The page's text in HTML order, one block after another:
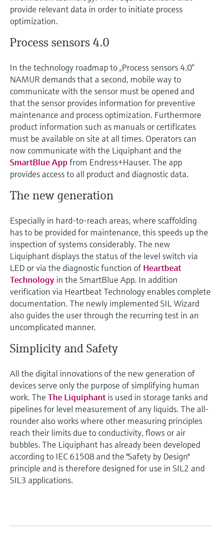
Найти, выбрать и настроить продукты,
используя параметры приложения
Получение информации о
Введите серийный номер прибора с
заводской таблички Endress+Hauser и
получите доступ к подробной информации
по этому прибору (инструкции по
эксплуатации, техописание, замещающие
продукты и данные о запчастях).
Поиск запасных частей
Найти запасные части по корневому
продукту, коду заказа или серийному
Level measurement with pressure
Купить всё
Memosens technology
Купить всё
Купить всё
промышленности посредством
цифровизации
производства благодаря
прозрачности технологических
процессов на уровне принятия
решений
provide relevant data in order to initiate process
optimization.
Process sensors 4.0
In the technology roadmap to „Process sensors 4.0“
NAMUR demands that a second, mobile way to
communicate with the sensor must be opened and
that the sensor provides information for preventive
maintenance and process optimization. Furthermore
product information such as manuals or certificates
must be available on site at all times. Operators can
now communicate with the Liquiphant and the
SmartBlue Appfrom Endress+Hauser. The app
provides access to all product and diagnostic data.
The new generation
Especially in hard-to-reach areas, where scaffolding
has to be provided for maintenance, this speeds up the
inspection of systems considerably. The new
Liquiphant displays the status of the level switch via
LED or via the diagnostic function of Heartbeat
Technology in the SmartBlue App. In addition
verification via Heartbeat Technology enables complete
documentation. The newly implemented SIL Wizard
also guides the user through the recurring test in an
uncomplicated manner.
Simplicity and Safety
All the digital innovations of the new generation of
devices serve only the purpose of simplifying human
work. The The Liquiphantis used in storage tanks and
pipelines for level measurement of any liquids. The all-
rounder also works where other measuring principles
reach their limits due to conductivity, flows or air
bubbles. The Liquiphant has already been developed
according to IEC 61508 and the "Safety by Design"
principle and is therefore designed for use in SIL2 and
SIL3 applications.